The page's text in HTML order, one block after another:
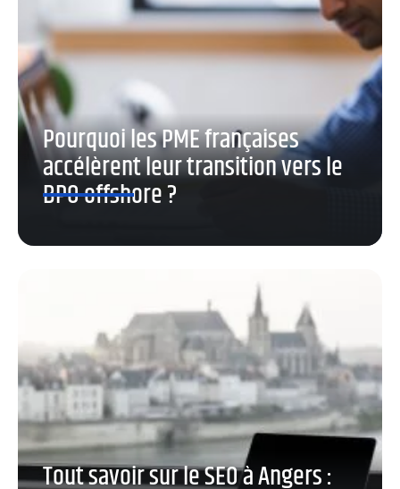
Pourquoi les PME françaises
accélèrent leur transition vers le
BPO offshore ?
Tout savoir sur le SEO à Angers :